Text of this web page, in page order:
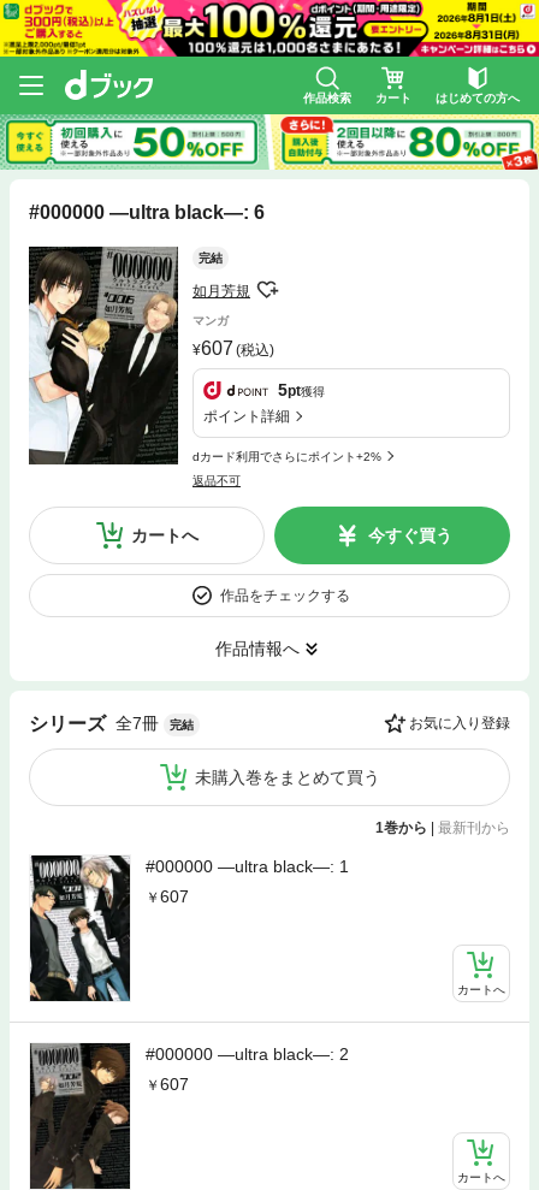
作品検索 カート はじめての方へ
#000000 ―ultra black―: 6
完結
如月芳規
マンガ
607 (税込)
5pt獲得
ポイント詳細
dカード利用でさらにポイント+2%
返品不可
カートへ 今すぐ買う
作品をチェックする
作品情報へ
シリーズ 全7冊 完結 お気に入り登録
未購入巻をまとめて買う
1巻から 最新刊から
#000000 ―ultra black―: 1
607
カートへ
#000000 ―ultra black―: 2
607
カートへ